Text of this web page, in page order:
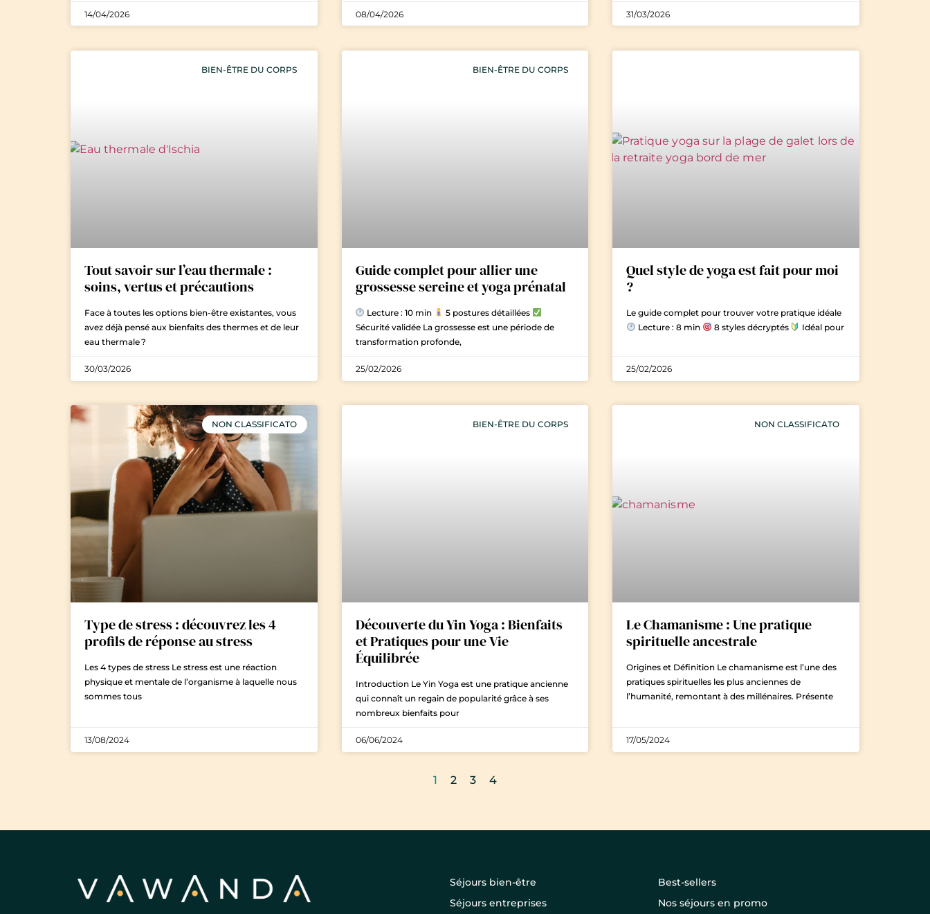
14/04/2026 08/04/2026 31/03/2026
BIEN-ÊTRE DU CORPS
Tout savoir sur l’eau thermale :
soins, vertus et précautions
Face à toutes les options bien-être existantes, vous
avez déjà pensé aux bienfaits des thermes et de leur
eau thermale ?
30/03/2026
BIEN-ÊTRE DU CORPS
Guide complet pour allier une
grossesse sereine et yoga prénatal
Lecture : 10 min
5 postures détaillées
Sécurité validée La grossesse est une période de
transformation profonde,
25/02/2026
Quel style de yoga est fait pour moi
?
Le guide complet pour trouver votre pratique idéale
Lecture : 8 min
8 styles décryptés Idéal pour
25/02/2026
NON CLASSIFICATO
Type de stress : découvrez les 4
profils de réponse au stress
Les 4 types de stress Le stress est une réaction
physique et mentale de l’organisme à laquelle nous
sommes tous
13/08/2024
BIEN-ÊTRE DU CORPS
Découverte du Yin Yoga : Bienfaits
et Pratiques pour une Vie
Équilibrée
Introduction Le Yin Yoga est une pratique ancienne
qui connaît un regain de popularité grâce à ses
nombreux bienfaits pour
06/06/2024
NON CLASSIFICATO
Le Chamanisme : Une pratique
spirituelle ancestrale
Origines et Définition Le chamanisme est l’une des
pratiques spirituelles les plus anciennes de
l’humanité, remontant à des millénaires. Présente
17/05/2024
1 2 3 4
Séjours bien-être
Séjours entreprises
Best-sellers
Nos séjours en promo